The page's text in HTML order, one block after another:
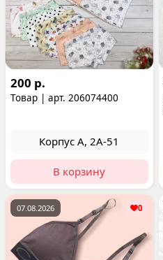
200 р.
Товар | арт. 206074400
Корпус А, 2А-51
В корзину
07.08.2026 0